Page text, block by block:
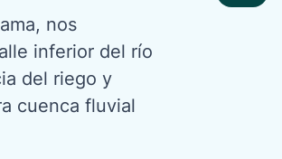
nos
inferior del río
del riego y
cuenca fluvial